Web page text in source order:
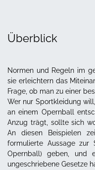
Überblick
Normen und Regeln im
sie erleichtern das
Frage, ob man zu einer
Wer nur Sportkleidung
an einem Opernball
Anzug trägt, sollte sich
An diesen Beispielen
formulierte Aussage zur
Opernball) geben, und
ungeschriebene Gesetze